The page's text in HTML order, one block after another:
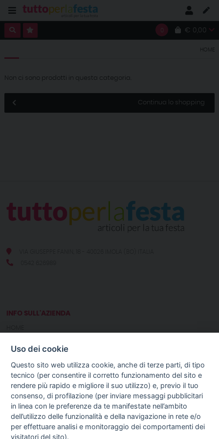
0 € 0,00
HOME
Non ci sono prodotti in questa categoria.
Continua lo shopping
INFO SULL'AZIENDA
NOTIZIE
GUIDA AGLI ACQUISTI
PROCEDURA DI ACQUISTO
DIRITTO DI RECESSO
SPEDIZIONI E COSTI
Uso dei cookie
Questo sito web utilizza cookie, anche di terze parti, di tipo
tecnico (per consentire il corretto funzionamento del sito e
rendere più rapido e migliore il suo utilizzo) e, previo il tuo
consenso, di profilazione (per inviare messaggi pubblicitari
in linea con le preferenze da te manifestate nell’ambito
dell’utilizzo delle funzionalità e della navigazione in rete e/o
per effettuare analisi e monitoraggio dei comportamenti dei
visitatori del sito).